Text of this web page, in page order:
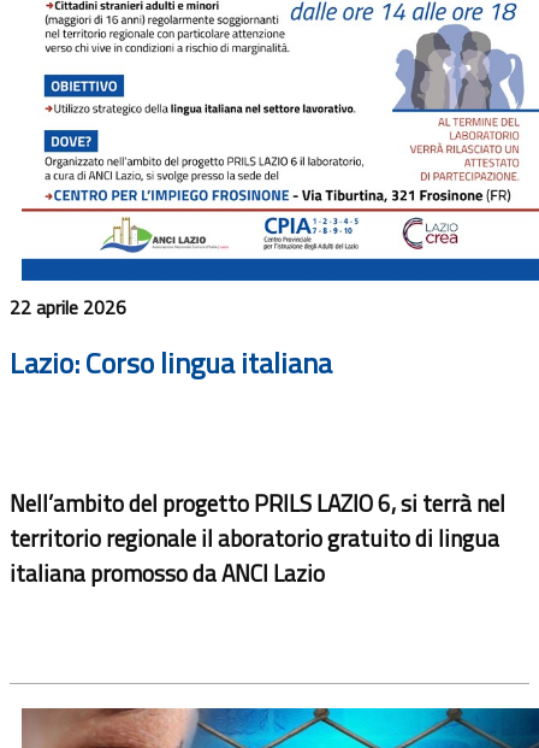
22 aprile 2026
Lazio: Corso lingua italiana
Nell’ambito del progetto PRILS LAZIO 6, si terrà nel
territorio regionale il aboratorio gratuito di lingua
italiana promosso da ANCI Lazio